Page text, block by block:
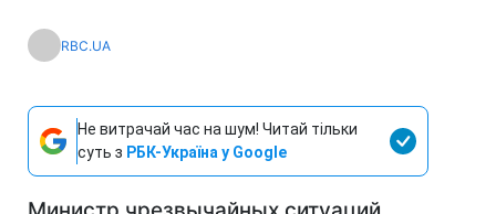
RBC.UA
Не витрачай час на шум! Читай тільки
суть з РБК-Україна у Google